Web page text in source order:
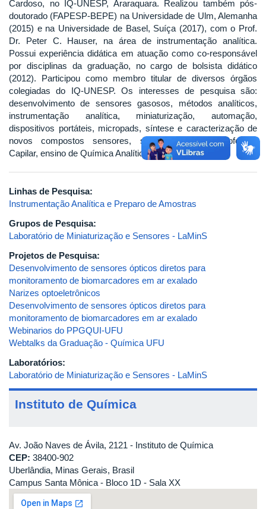
Cardoso, no IQ-UNESP, Araraquara. Realizou também pós-
doutorado (FAPESP-BEPE) na Universidade de Ulm, Alemanha
(2015) e na Universidade de Basel, Suíça (2017), com o Prof.
Dr. Peter C. Hauser, na área de instrumentação analítica.
Possui experiência didática em atuação como co-responsável
por disciplinas da graduação, no cargo de bolsista didático
(2012). Participou como membro titular de diversos órgãos
colegiadas do IQ-UNESP. Os interesses de pesquisa são:
desenvolvimento de sensores gasosos, métodos analíticos,
instrumentação analítica, miniaturização, automação,
dispositivos portáteis, micropads, síntese e caracterização de
novos compostos sensores, separação em Eletroforese
Capilar, ensino de Química Analítica.
Linhas de Pesquisa:
Instrumentação Analítica e Preparo de Amostras
Grupos de Pesquisa:
Laboratório de Miniaturização e Sensores - LaMinS
Projetos de Pesquisa:
Desenvolvimento de sensores ópticos diretos para
monitoramento de biomarcadores em ar exalado
Narizes optoeletrônicos
Desenvolvimento de sensores ópticos diretos para
monitoramento de biomarcadores em ar exalado
Webinarios do PPGQUI-UFU
Webtalks da Graduação - Química UFU
Laboratórios:
Laboratório de Miniaturização e Sensores - LaMinS
Instituto de Química
Av. João Naves de Ávila, 2121 - Instituto de Química
CEP: 38400-902
Uberlândia, Minas Gerais, Brasil
Campus Santa Mônica - Bloco 1D - Sala XX